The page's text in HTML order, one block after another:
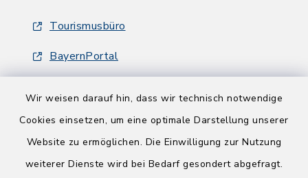
Wir weisen darauf hin, dass wir technisch notwendige
Cookies einsetzen, um eine optimale Darstellung unserer
Website zu ermöglichen. Die Einwilligung zur Nutzung
weiterer Dienste wird bei Bedarf gesondert abgefragt.
Tourismusbüro
BayernPortal